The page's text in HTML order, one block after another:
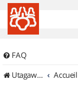
FAQ
UtagawaVTT (Randos VTT et VTTAE avec traces GPS)